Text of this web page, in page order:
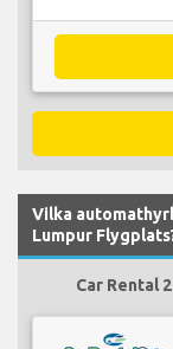
Vilka
Lumpur
Car Rental